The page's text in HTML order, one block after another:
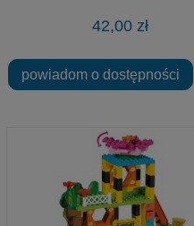
42,00 zł
powiadom o dostępności